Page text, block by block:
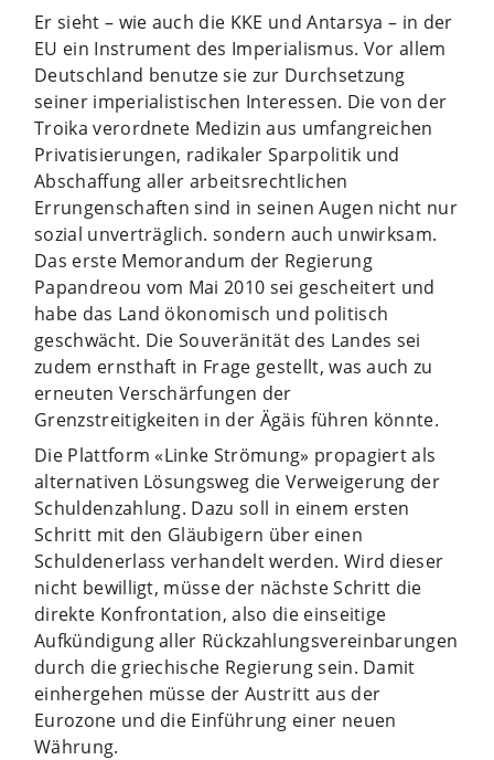
Er sieht – wie auch die KKE und Antarsya – in der
EU ein Instrument des Imperialismus. Vor allem
Deutschland benutze sie zur Durchsetzung
seiner imperialistischen Interessen. Die von der
Troika verordnete Medizin aus umfangreichen
Privatisierungen, radikaler Sparpolitik und
Abschaffung aller arbeitsrechtlichen
Errungenschaften sind in seinen Augen nicht nur
sozial unverträglich. sondern auch unwirksam.
Das erste Memorandum der Regierung
Papandreou vom Mai 2010 sei gescheitert und
habe das Land ökonomisch und politisch
geschwächt. Die Souveränität des Landes sei
zudem ernsthaft in Frage gestellt, was auch zu
erneuten Verschärfungen der
Grenzstreitigkeiten in der Ägäis führen könnte.
Die Plattform «Linke Strömung» propagiert als
alternativen Lösungsweg die Verweigerung der
Schuldenzahlung. Dazu soll in einem ersten
Schritt mit den Gläubigern über einen
Schuldenerlass verhandelt werden. Wird dieser
nicht bewilligt, müsse der nächste Schritt die
direkte Konfrontation, also die einseitige
Aufkündigung aller Rückzahlungsvereinbarungen
durch die griechische Regierung sein. Damit
einhergehen müsse der Austritt aus der
Eurozone und die Einführung einer neuen
Währung.